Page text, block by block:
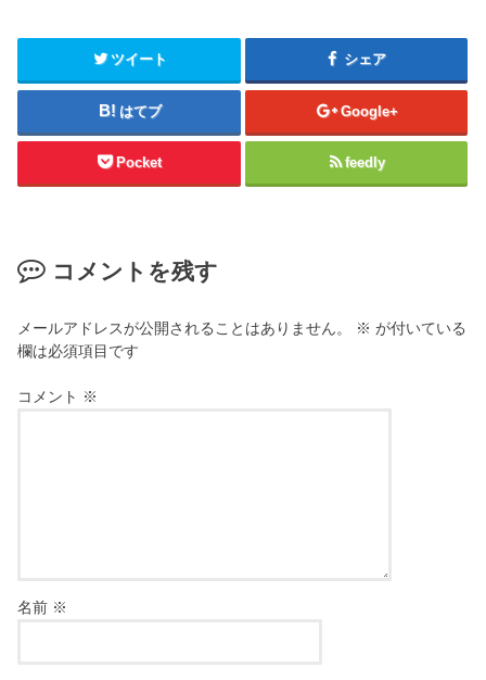
ツイート シェア
はてブ Google+
Pocket feedly
コメントを残す
メールアドレスが公開されることはありません。 ※ が付いている
欄は必須項目です
コメント ※
名前 ※